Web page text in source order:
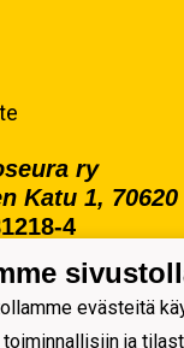
ry
Katu 1,
4
evästeitä
toiminnallisiin ja